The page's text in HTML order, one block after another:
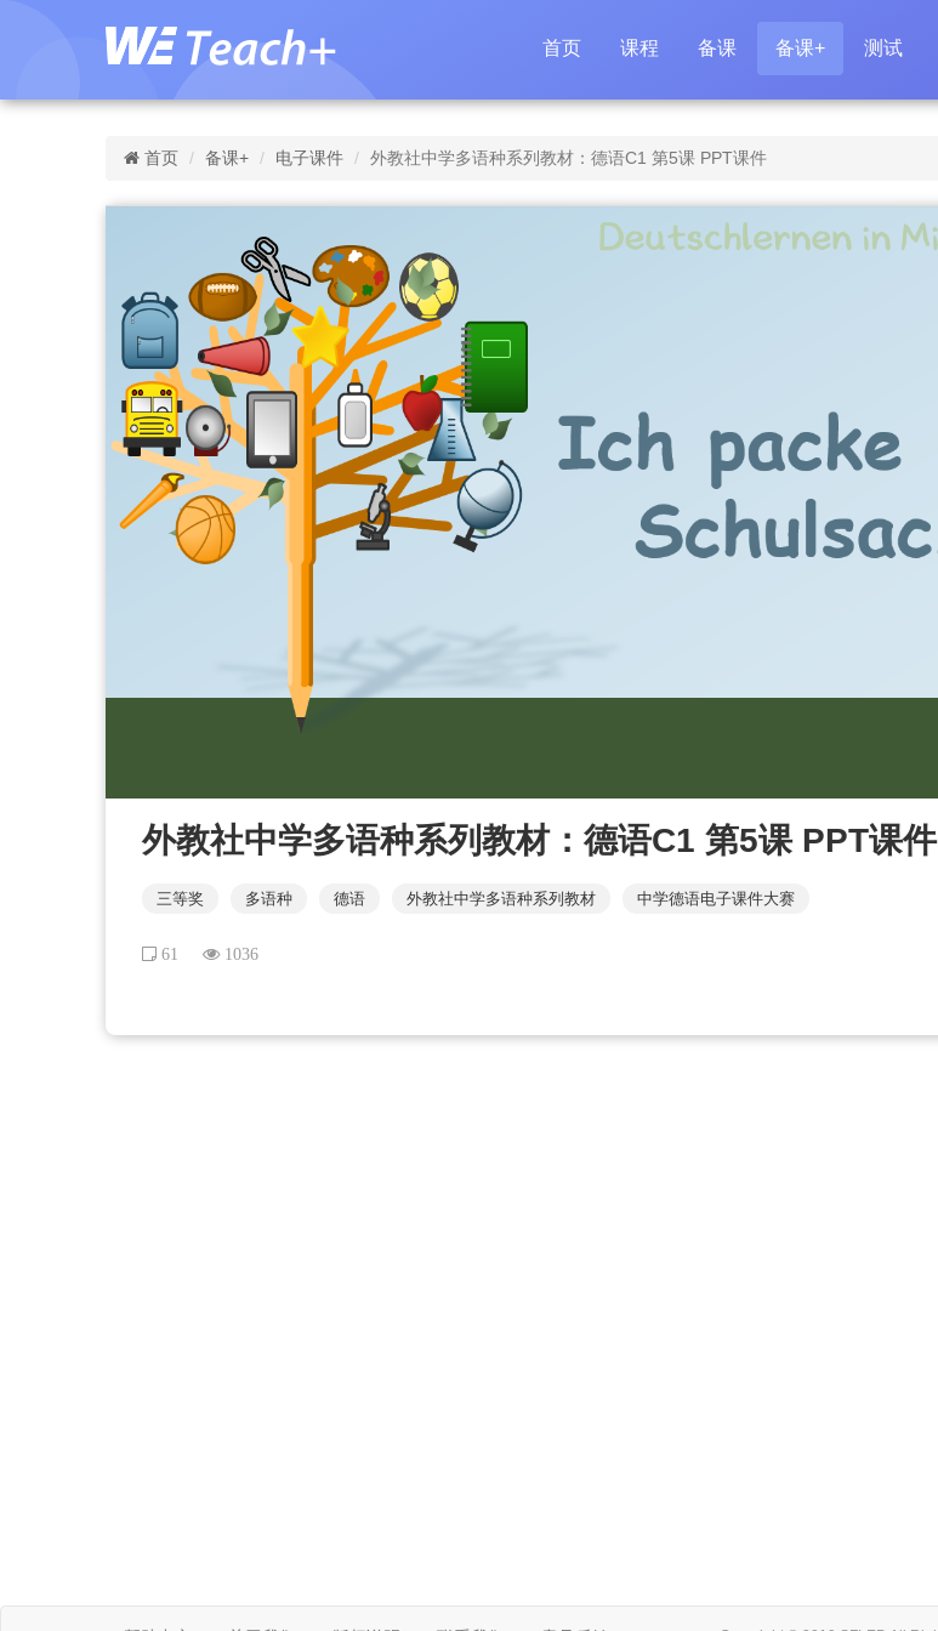
首页 课程 备课 备课+ 测试
首页 备课+ 电子课件 外教社中学多语种系列教材：德语C1 第5课 PPT课件
外教社中学多语种系列教材：德语C1 第5课 PPT课件
三等奖 多语种 德语 外教社中学多语种系列教材 中学德语电子课件大赛
61 1036